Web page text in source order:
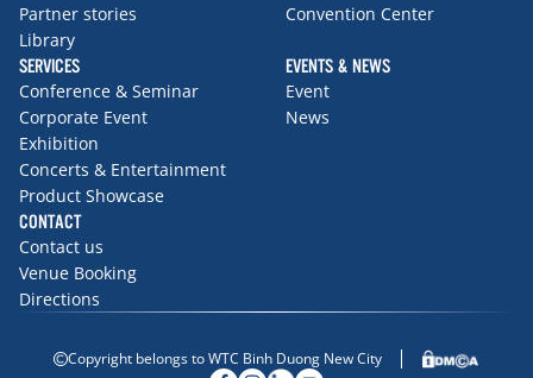
Partner stories
Library
Convention Center
SERVICES
Conference & Seminar
Corporate Event
Exhibition
Concerts & Entertainment
Product Showcase
EVENTS & NEWS
Event
News
CONTACT
Contact us
Venue Booking
Directions
Copyright belongs to WTC Binh Duong New City